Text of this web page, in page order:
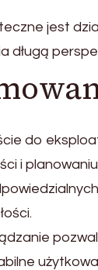
jest
długą
do
i